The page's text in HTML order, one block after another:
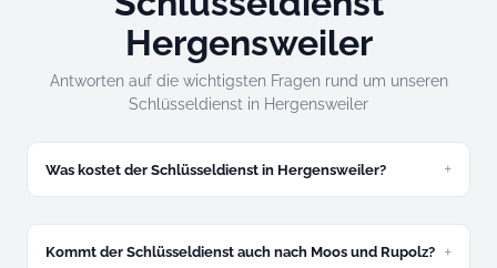
Hergensweiler
Antworten auf die wichtigsten Fragen rund um unseren
Schlüsseldienst in Hergensweiler
Was kostet der Schlüsseldienst in Hergensweiler?
Kommt der Schlüsseldienst auch nach Moos und Rupolz?